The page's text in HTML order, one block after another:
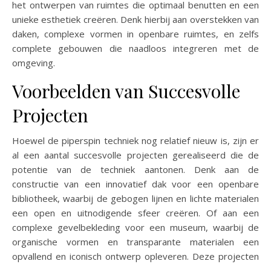
het ontwerpen van ruimtes die optimaal benutten en een
unieke esthetiek creëren. Denk hierbij aan overstekken van
daken, complexe vormen in openbare ruimtes, en zelfs
complete gebouwen die naadloos integreren met de
omgeving.
Voorbeelden van Succesvolle
Projecten
Hoewel de piperspin techniek nog relatief nieuw is, zijn er
al een aantal succesvolle projecten gerealiseerd die de
potentie van de techniek aantonen. Denk aan de
constructie van een innovatief dak voor een openbare
bibliotheek, waarbij de gebogen lijnen en lichte materialen
een open en uitnodigende sfeer creëren. Of aan een
complexe gevelbekleding voor een museum, waarbij de
organische vormen en transparante materialen een
opvallend en iconisch ontwerp opleveren. Deze projecten